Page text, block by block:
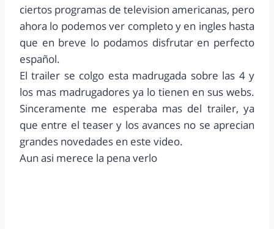
ciertos programas de television americanas, pero
ahora lo podemos ver completo y en ingles hasta
que en breve lo podamos disfrutar en perfecto
español.
El trailer se colgo esta madrugada sobre las 4 y
los mas madrugadores ya lo tienen en sus webs.
Sinceramente me esperaba mas del trailer, ya
que entre el teaser y los avances no se aprecian
grandes novedades en este video.
Aun asi merece la pena verlo